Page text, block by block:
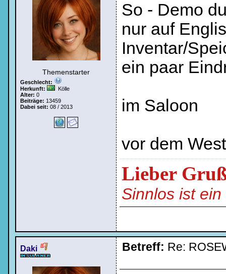
Themenstarter
Geschlecht:
Herkunft:
Kölle
Alter: 0
Beiträge: 13459
Dabei seit: 08 / 2013
So - Demo
nur auf
Inventar/
ein paar
im Saloon
vor dem
Lieber
Sinnlos ist
Daki Betreff: Re: